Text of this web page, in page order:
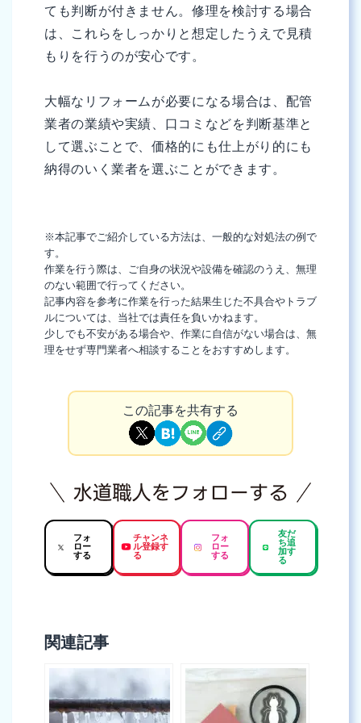
ても判断が付きません。修理を検討する場合
は、これらをしっかりと想定したうえで見積
もりを行うのが安心です。
大幅なリフォームが必要になる場合は、配管
業者の業績や実績、口コミなどを判断基準と
して選ぶことで、価格的にも仕上がり的にも
納得のいく業者を選ぶことができます。
※本記事でご紹介している方法は、一般的な対処法の例で
す。
作業を行う際は、ご自身の状況や設備を確認のうえ、無理
のない範囲で行ってください。
記事内容を参考に作業を行った結果生じた不具合やトラブ
ルについては、当社では責任を負いかねます。
少しでも不安がある場合や、作業に自信がない場合は、無
理をせず専門業者へ相談することをおすすめします。
この記事を共有する
フォ
ロー
する
チャンネ
ル登録す
る
フォ
ロー
する
友だ
ち追
加す
る
関連記事